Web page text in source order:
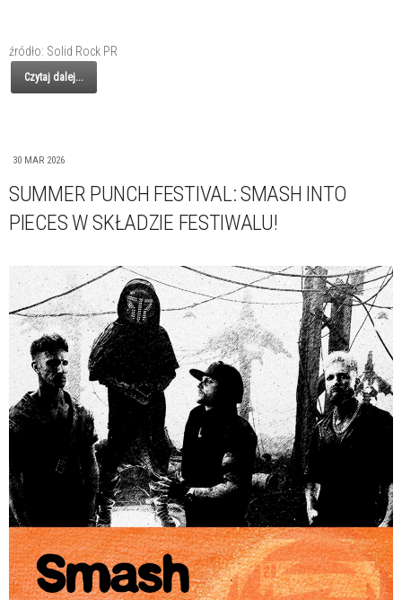
źródło: Solid Rock PR
Czytaj dalej...
30 MAR 2026
SUMMER PUNCH FESTIVAL: SMASH INTO
PIECES W SKŁADZIE FESTIWALU!